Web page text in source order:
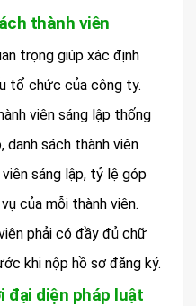
thành viên
trọng giúp xác định
tổ chức của công ty.
viên sáng lập thống
danh sách thành viên
sáng lập, tỷ lệ góp
của mỗi thành viên.
phải có đầy đủ chữ
khi nộp hồ sơ đăng ký.
đại diện pháp luật